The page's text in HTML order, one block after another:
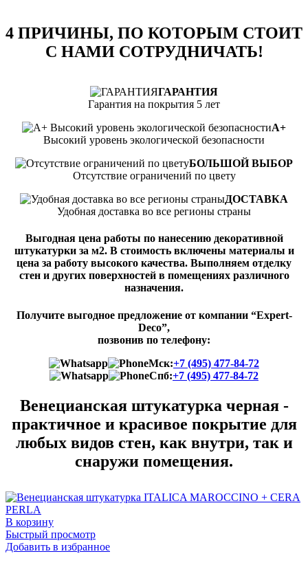
4 ПРИЧИНЫ, ПО КОТОРЫМ СТОИТ
С НАМИ СОТРУДНИЧАТЬ!
ГАРАНТИЯ
Гарантия на покрытия 5 лет
А+
Высокий уровень экологической безопасности
БОЛЬШОЙ ВЫБОР
Отсутствие ограничений по цвету
ДОСТАВКА
Удобная доставка во все регионы страны
Выгодная цена работы по нанесению декоративной
штукатурки за м2. В стоимость включены материалы и
цена за работу высокого качества. Выполняем отделку
стен и других поверхностей в помещениях различного
назначения.
Получите выгодное предложение от компании “Expert-
Deco”,
позвонив по телефону:
Мск:+7 (495) 477-84-72
Спб:+7 (495) 477-84-72
Венецианская штукатурка черная -
практичное и красивое покрытие для
любых видов стен, как внутри, так и
снаружи помещения.
В корзину
Быстрый просмотр
Добавить в избранное